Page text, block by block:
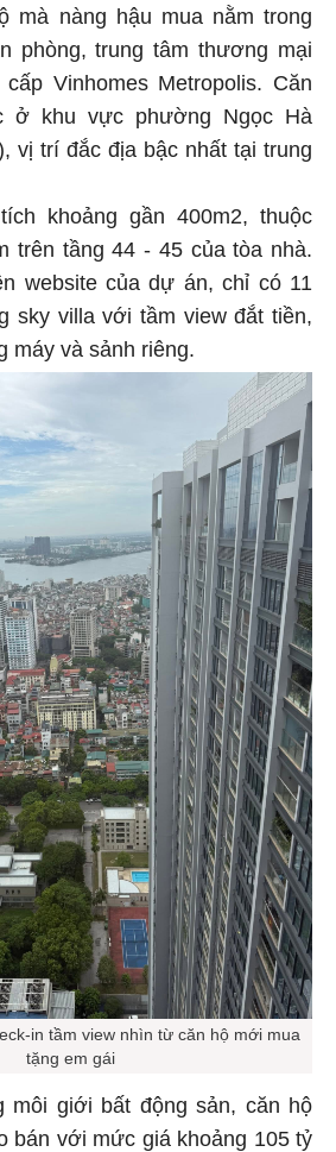
mà nàng hậu mua nằm trong
phòng, trung tâm thương mại
Vinhomes Metropolis. Căn
ở khu vực phường Ngọc Hà
vị trí đắc địa bậc nhất tại trung
khoảng gần 400m2, thuộc
trên tầng 44 - 45 của tòa nhà.
website của dự án, chỉ có 11
sky villa với tầm view đắt tiền,
máy và sảnh riêng.
in tầm view nhìn từ căn hộ mới mua
tặng em gái
môi giới bất động sản, căn hộ
bán với mức giá khoảng 105 tỷ